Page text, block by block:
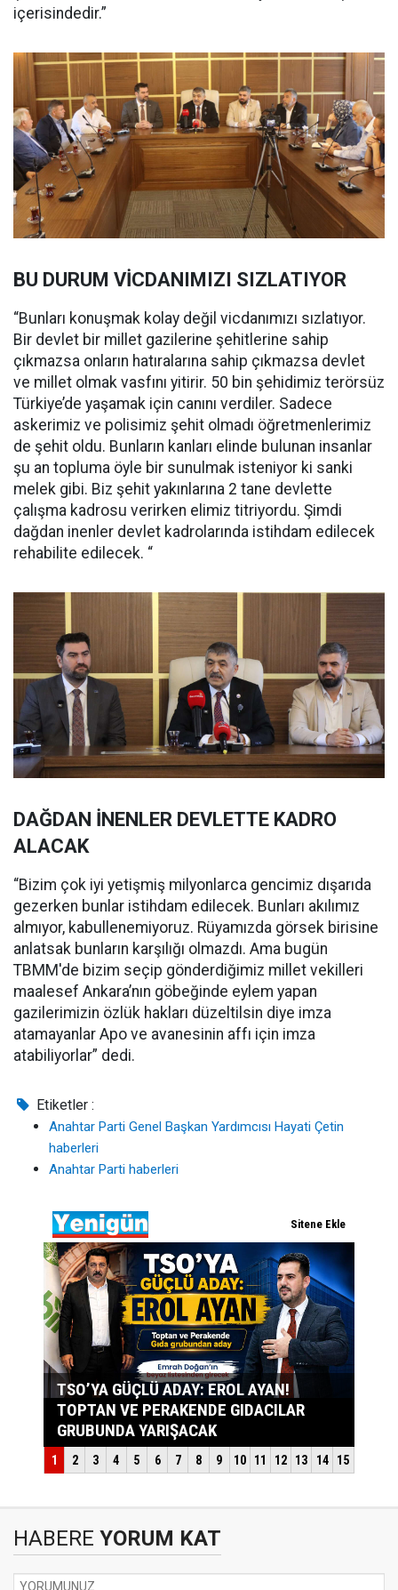
içerisindedir.”
BU DURUM VİCDANIMIZI SIZLATIYOR
“Bunları konuşmak kolay değil vicdanımızı sızlatıyor.
Bir devlet bir millet gazilerine şehitlerine sahip
çıkmazsa onların hatıralarına sahip çıkmazsa devlet
ve millet olmak vasfını yitirir. 50 bin şehidimiz terörsüz
Türkiye’de yaşamak için canını verdiler. Sadece
askerimiz ve polisimiz şehit olmadı öğretmenlerimiz
de şehit oldu. Bunların kanları elinde bulunan insanlar
şu an topluma öyle bir sunulmak isteniyor ki sanki
melek gibi. Biz şehit yakınlarına 2 tane devlette
çalışma kadrosu verirken elimiz titriyordu. Şimdi
dağdan inenler devlet kadrolarında istihdam edilecek
rehabilite edilecek. “
DAĞDAN İNENLER DEVLETTE KADRO
ALACAK
“Bizim çok iyi yetişmiş milyonlarca gencimiz dışarıda
gezerken bunlar istihdam edilecek. Bunları akılımız
almıyor, kabullenemiyoruz. Rüyamızda görsek birisine
anlatsak bunların karşılığı olmazdı. Ama bugün
TBMM'de bizim seçip gönderdiğimiz millet vekilleri
maalesef Ankara’nın göbeğinde eylem yapan
gazilerimizin özlük hakları düzeltilsin diye imza
atamayanlar Apo ve avanesinin affı için imza
atabiliyorlar” dedi.
Etiketler :
Anahtar Parti Genel Başkan Yardımcısı Hayati Çetin
haberleri
Anahtar Parti haberleri
HABERE YORUM KAT